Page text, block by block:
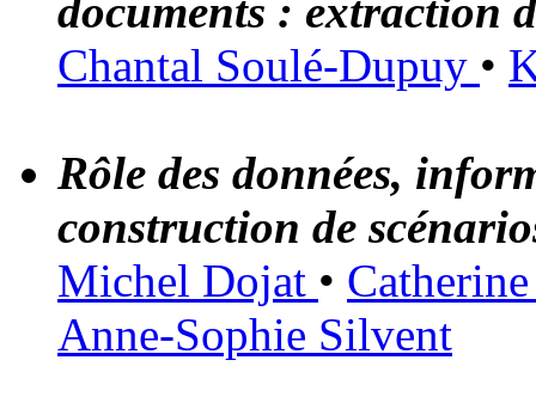
documents : extraction
Chantal Soulé-Dupuy •
Rôle des données,
construction de
Michel Dojat •
Anne-Sophie Silvent